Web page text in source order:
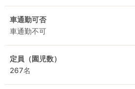
車通勤可否
車通勤不可
定員（園児数）
267名